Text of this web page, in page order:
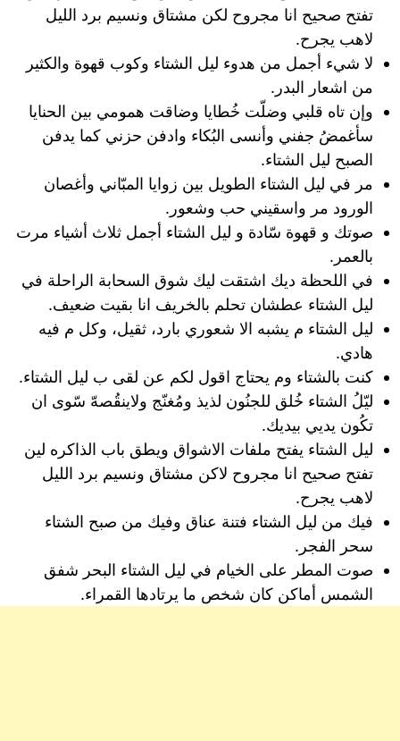
تفتح صحيح انا مجروح لكن مشتاق ونسيم برد الليل
لاهب يجرح.
لا شيء أجمل من هدوء ليل الشتاء وكوب قهوة والكثير
من اشعار البدر.
وإن تاه قلبي وضلّت خُطايا وضاقت همومي بين الحنايا
سأغمضُ جفني وأنسى البُكاء وادفن حزني كما يدفن
الصبح ليل الشتاء.
مر في ليل الشتاء الطويل بين زوايا المبّاني وأغصان
الورود مر واسقيني حب وشعور.
صوتك و قهوة سّادة و ليل الشتاء أجمل ثلاث أشياء مرت
بالعمر.
في اللحظة ديك اشتقت ليك شوق السحابة الراحلة في
ليل الشتاء عطشان تحلم بالخريف انا بقيت ضعيف.
ليل الشتاء م يشبه الا شعوري بارد، ثقيل، وكل م فيه
هادي.
كنت بالشتاء وم يحتاج اقول لكم عن لقى ب ليل الشتاء.
ليّلُ الشتاء خُلق للجنُون لذيذ ومُغنّج ولاينقُصهّ سّوى ان
تكُون يديي بيديك.
ليل الشتاء يفتح ملفات الاشواق ويطق باب الذاكره لين
تفتح صحيح انا مجروح لاكن مشتاق ونسيم برد الليل
لاهب يجرح.
فيك من ليل الشتاء فتنة عناق وفيك من صبح الشتاء
سحر الفجر.
صوت المطر على الخيام في ليل الشتاء البحر شفق
الشمس أماكن كان شخص ما يرتادها القمراء.